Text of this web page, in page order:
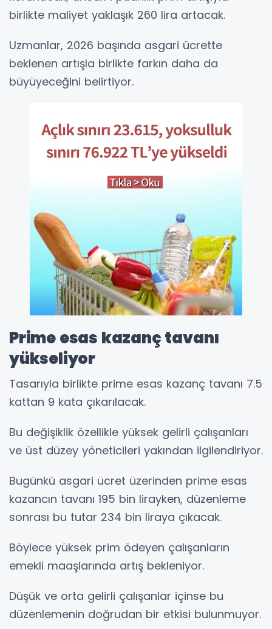
birlikte maliyet yaklaşık 260 lira artacak.
Uzmanlar, 2026 başında asgari ücrette
beklenen artışla birlikte farkın daha da
büyüyeceğini belirtiyor.
Prime esas kazanç tavanı
yükseliyor
Tasarıyla birlikte prime esas kazanç tavanı 7.5
kattan 9 kata çıkarılacak.
Bu değişiklik özellikle yüksek gelirli çalışanları
ve üst düzey yöneticileri yakından ilgilendiriyor.
Bugünkü asgari ücret üzerinden prime esas
kazancın tavanı 195 bin lirayken, düzenleme
sonrası bu tutar 234 bin liraya çıkacak.
Böylece yüksek prim ödeyen çalışanların
emekli maaşlarında artış bekleniyor.
Düşük ve orta gelirli çalışanlar içinse bu
düzenlemenin doğrudan bir etkisi bulunmuyor.